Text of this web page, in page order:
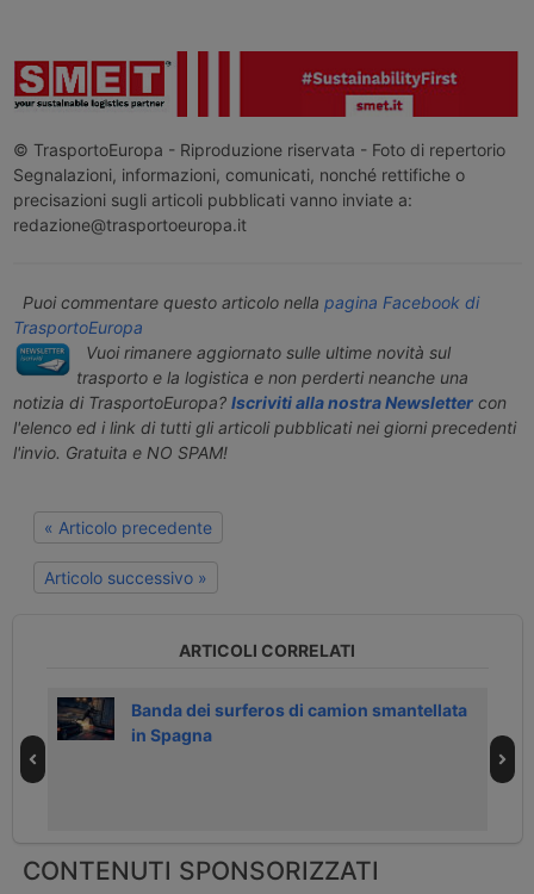
© TrasportoEuropa - Riproduzione riservata - Foto di repertorio
Segnalazioni, informazioni, comunicati, nonché rettifiche o
precisazioni sugli articoli pubblicati vanno inviate a:
redazione@trasportoeuropa.it
Puoi commentare questo articolo nella pagina Facebook di
TrasportoEuropa
Vuoi rimanere aggiornato sulle ultime novità sul
trasporto e la logistica e non perderti neanche una
notizia di TrasportoEuropa? Iscriviti alla nostra Newslettercon
l'elenco ed i link di tutti gli articoli pubblicati nei giorni precedenti
l'invio. Gratuita e NO SPAM!
« Articolo precedente
Articolo successivo »
ARTICOLI CORRELATI
Banda dei surferos di camion smantellata
in Spagna
CONTENUTI SPONSORIZZATI